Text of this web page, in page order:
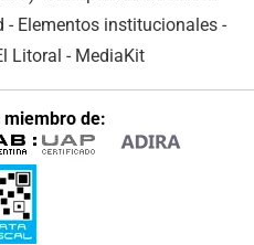
- Elementos institucionales -
Litoral - MediaKit
miembro de: